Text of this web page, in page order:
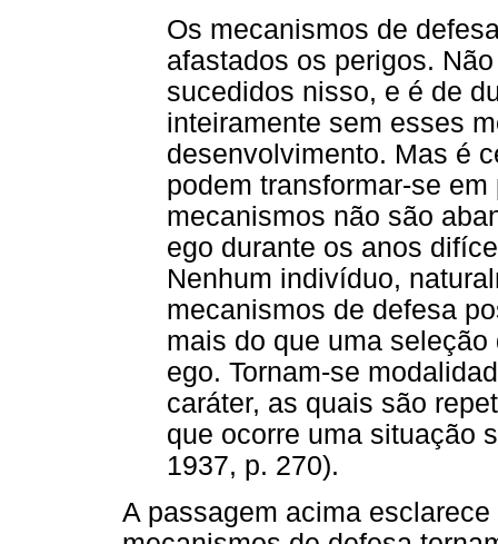
Os mecanismos de
afastados os perigos.
sucedidos nisso, e é de
inteiramente sem esses
desenvolvimento. Mas é
podem transformar-se
mecanismos não são
ego durante os anos
Nenhum indivíduo,
mecanismos de defesa
mais do que uma
ego. Tornam-se
caráter, as quais são
que ocorre uma situação
1937, p. 270).
A passagem acima